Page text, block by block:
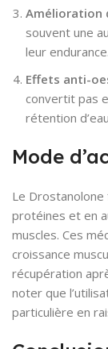
Amélioration
souvent une
leur endurance.
Effets anti-
convertit pas
rétention
Mode
Le
protéines et en
muscles. Ces
croissance
récupération
noter que
particulière en